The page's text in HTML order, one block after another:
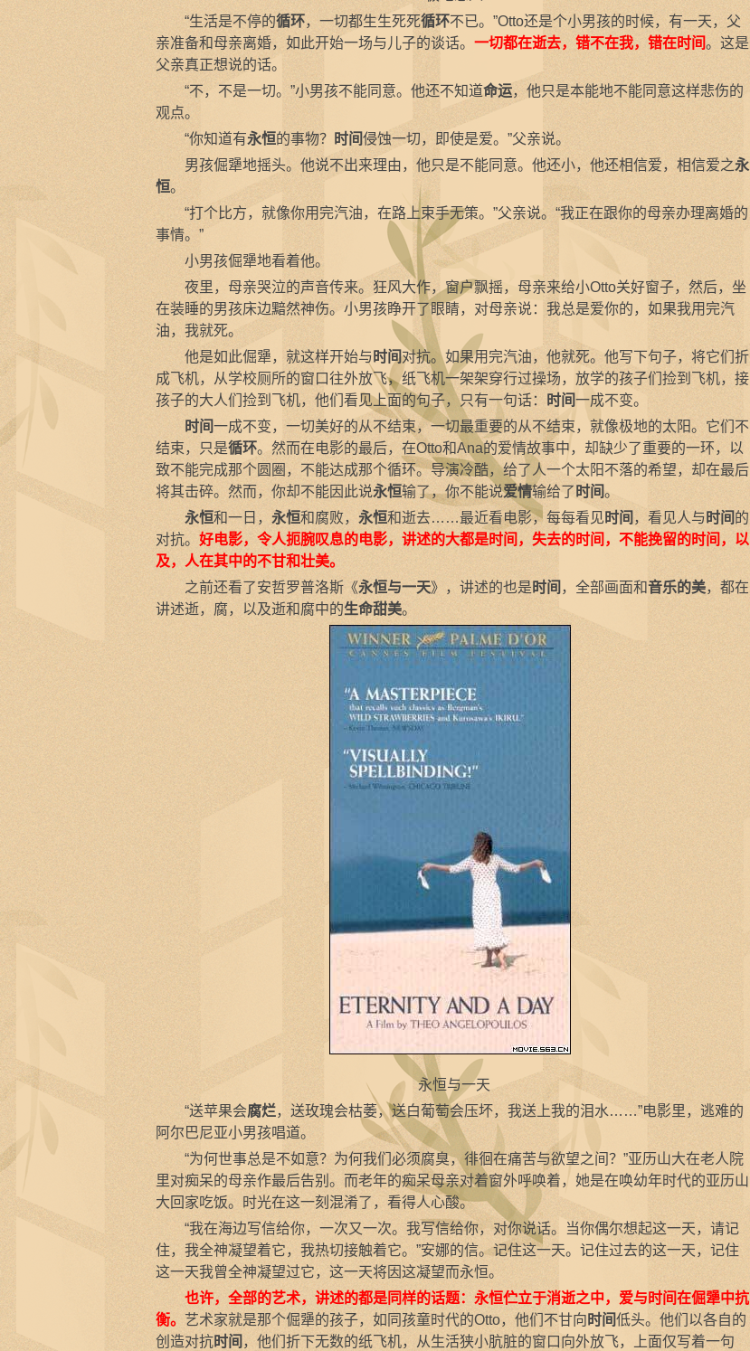
“生活是不停的循环，一切都生生死死循环不已。”Otto还是个小男孩的时候，有一天，父
亲准备和母亲离婚，如此开始一场与儿子的谈话。 一切都在逝去，错不在我，错在时间。这是
父亲真正想说的话。
“不，不是一切。”小男孩不能同意。他还不知道命运，他只是本能地不能同意这样悲伤的
观点。
“你知道有永恒的事物？ 时间侵蚀一切，即使是爱。”父亲说。
男孩倔犟地摇头。他说不出来理由，他只是不能同意。他还小，他还相信爱，相信爱之永
恒。
“打个比方，就像你用完汽油，在路上束手无策。”父亲说。“我正在跟你的母亲办理离婚的
事情。”
小男孩倔犟地看着他。
夜里，母亲哭泣的声音传来。狂风大作，窗户飘摇，母亲来给小Otto关好窗子，然后，坐
在装睡的男孩床边黯然神伤。小男孩睁开了眼睛，对母亲说：我总是爱你的，如果我用完汽
油，我就死。
他是如此倔犟，就这样开始与 时间对抗。如果用完汽油，他就死。他写下句子，将它们折
成飞机，从学校厕所的窗口往外放飞，纸飞机一架架穿行过操场，放学的孩子们捡到飞机，接
孩子的大人们捡到飞机，他们看见上面的句子，只有一句话：
时间一成不变。
时间一成不变，一切美好的从不结束，一切最重要的从不结束，就像极地的太阳。它们不
结束，只是循环。然而在电影的最后，在Otto和Ana的爱情故事中，却缺少了重要的一环，以
致不能完成那个圆圈，不能达成那个循环。导演冷酷，给了人一个太阳不落的希望，却在最后
将其击碎。然而，你却不能因此说永恒输了，你不能说爱情输给了 时间。
永恒和一日， 永恒和腐败， 永恒和逝去……最近看电影，每每看见 时间 ，看见人与 时间 的
对抗。 好电影，令人扼腕叹息的电影，讲述的大都是时间，失去的时间，不能挽留的时间，以
及，人在其中的不甘和壮美。
之前还看了安哲罗普洛斯《永恒与一天》，讲述的也是时间 ，全部画面和音乐的美，都在
讲述逝，腐，以及逝和腐中的生命甜美。
永恒与一天
“送苹果会腐烂，送玫瑰会枯萎，送白葡萄会压坏，我送上我的泪水……”电影里，逃难的
阿尔巴尼亚小男孩唱道。
“为何世事总是不如意？为何我们必须腐臭，徘徊在痛苦与欲望之间？”亚历山大在老人院
里对痴呆的母亲作最后告别。而老年的痴呆母亲对着窗外呼唤着，她是在唤幼年时代的亚历山
大回家吃饭。时光在这一刻混淆了，看得人心酸。
“我在海边写信给你，一次又一次。我写信给你，对你说话。当你偶尔想起这一天，请记
住，我全神凝望着它，我热切接触着它。”安娜的信。记住这一天。记住过去的这一天，记住
这一天我曾全神凝望过它，这一天将因这凝望而永恒。
也许，全部的艺术，讲述的都是同样的话题：永恒伫立于消逝之中，爱与时间在倔犟中抗
衡。 艺术家就是那个倔犟的孩子，如同孩童时代的Otto，他们不甘向 时间低头。他们以各自的
创造对抗时间 ，他们折下无数的纸飞机，从生活狭小肮脏的窗口向外放飞，上面仅写着一句